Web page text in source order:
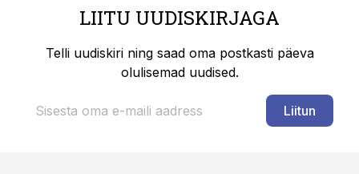
LIITU UUDISKIRJAGA
Telli uudiskiri ning saad oma postkasti päeva
olulisemad uudised.
Liitun